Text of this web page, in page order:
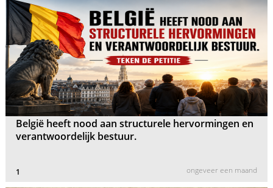
België heeft nood aan structurele hervormingen en
verantwoordelijk bestuur.
1 ongeveer een maand